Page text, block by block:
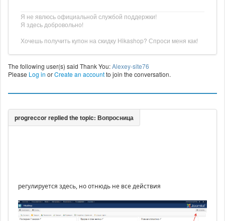
Я не явлюсь официальной службой поддержки!
Я здесь добровольно!
Хочешь получить купон на скидку Hikashop? Спроси меня как!
The following user(s) said Thank You:Alexey-site76
Please Log in orCreate an accountto join the conversation.
регулируется здесь, но отнюдь не все действия